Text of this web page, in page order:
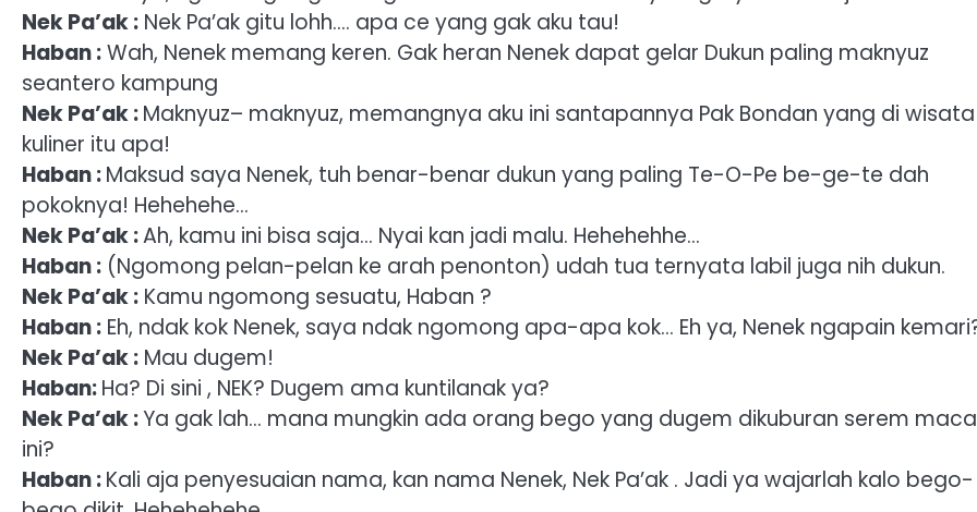
Nek Pa’ak : Nek Pa’ak gitu lohh…. apa ce yang gak aku tau!
Haban :Wah, Nenek memang keren. Gak heran Nenek dapat gelar Dukun paling maknyuz
seantero kampung
Nek Pa’ak :Maknyuz– maknyuz, memangnya aku ini santapannya Pak Bondan yang di wisata
kuliner itu apa!
Haban :Maksud saya Nenek, tuh benar-benar dukun yang paling Te-O-Pe be-ge-te dah
pokoknya! Hehehehe…
Nek Pa’ak :Ah, kamu ini bisa saja… Nyai kan jadi malu. Hehehehhe…
Haban : (Ngomong pelan-pelan ke arah penonton) udah tua ternyata labil juga nih dukun.
Nek Pa’ak : Kamu ngomong sesuatu, Haban ?
Haban : Eh, ndak kok Nenek, saya ndak ngomong apa-apa kok… Eh ya, Nenek ngapain
Nek Pa’ak : Mau dugem!
Haban:Ha? Di sini , NEK? Dugem ama kuntilanak ya?
Nek Pa’ak :Ya gak lah… mana mungkin ada orang bego yang dugem dikuburan serem
ini?
Haban :Kali aja penyesuaian nama, kan nama Nenek, Nek Pa’ak . Jadi ya wajarlah kalo bego-